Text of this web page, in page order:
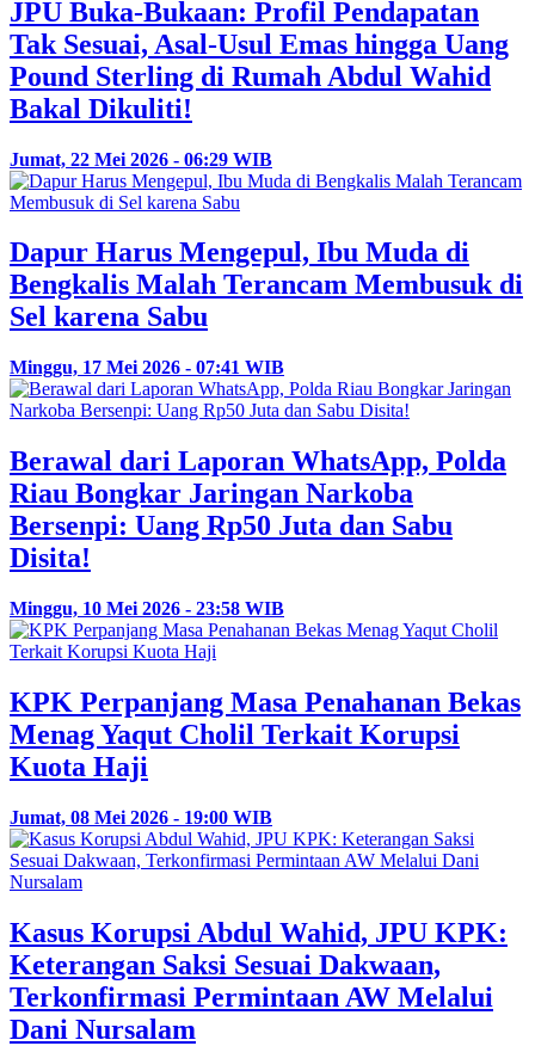
JPU Buka-Bukaan: Profil Pendapatan
Tak Sesuai, Asal-Usul Emas hingga Uang
Pound Sterling di Rumah Abdul Wahid
Bakal Dikuliti!
Jumat, 22 Mei 2026 - 06:29 WIB
Dapur Harus Mengepul, Ibu Muda di
Bengkalis Malah Terancam Membusuk di
Sel karena Sabu
Minggu, 17 Mei 2026 - 07:41 WIB
Berawal dari Laporan WhatsApp, Polda
Riau Bongkar Jaringan Narkoba
Bersenpi: Uang Rp50 Juta dan Sabu
Disita!
Minggu, 10 Mei 2026 - 23:58 WIB
KPK Perpanjang Masa Penahanan Bekas
Menag Yaqut Cholil Terkait Korupsi
Kuota Haji
Jumat, 08 Mei 2026 - 19:00 WIB
Kasus Korupsi Abdul Wahid, JPU KPK:
Keterangan Saksi Sesuai Dakwaan,
Terkonfirmasi Permintaan AW Melalui
Dani Nursalam